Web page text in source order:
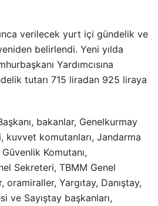
verilecek yurt içi gündelik ve
belirlendi. Yeni yılda
Yardımcısına
tutarı 715 liradan 925 liraya
bakanlar, Genelkurmay
kuvvet komutanları, Jandarma
Komutanı,
Sekreteri, TBMM Genel
Yargıtay, Danıştay,
ve Sayıştay başkanları,